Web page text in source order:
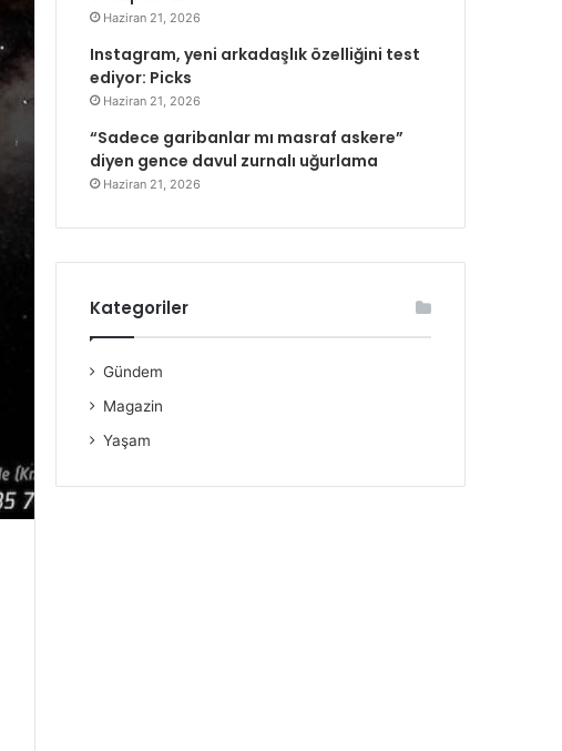
Haziran 21, 2026
Instagram, yeni arkadaşlık özelliğini test
ediyor: Picks
Haziran 21, 2026
“Sadece garibanlar mı masraf askere”
diyen gence davul zurnalı uğurlama
Haziran 21, 2026
Kategoriler
Gündem
Magazin
Yaşam